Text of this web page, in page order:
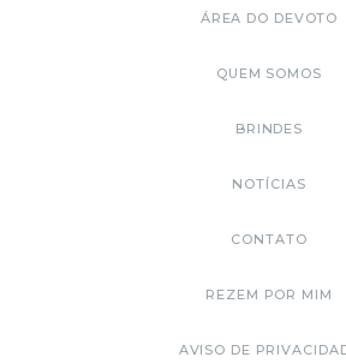
ÁREA DO DEVOTO
QUEM SOMOS
BRINDES
NOTÍCIAS
CONTATO
REZEM POR MIM
AVISO DE